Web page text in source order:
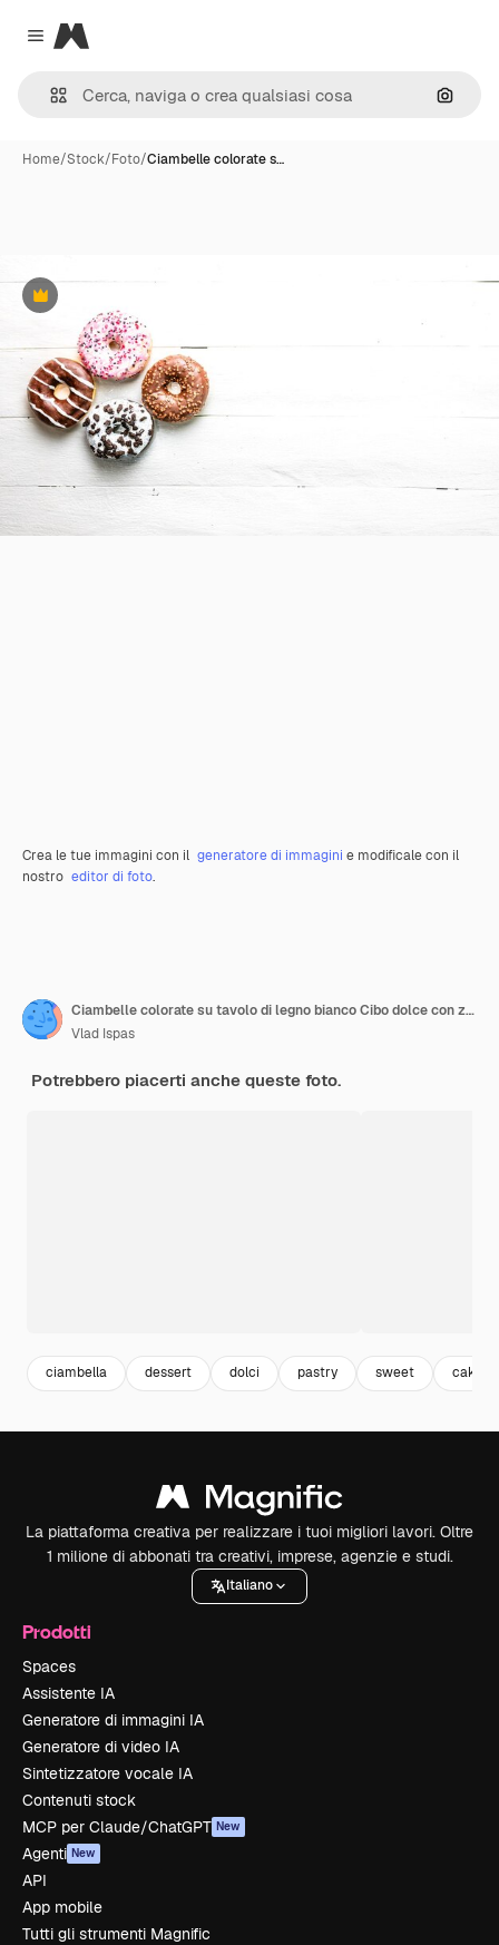
Close menu
Magnific
Cerca
Home/Stock/Foto/Ciambelle colorate s…
Premium
Crea le tue immagini con il generatore di immagini e modificale con il
nostro editor di foto.
Ciambelle colorate su tavolo di legno bianco Cibo dolce con zucchero a velo con granelli glassati, ciambella con glassa Vista dall'alto con spazio per la copia
Vlad Ispas
Potrebbero piacerti anche queste foto.
ciambella dessert dolci pastry sweet cake
La piattaforma creativa per realizzare i tuoi migliori lavori. Oltre
1 milione di abbonati tra creativi, imprese, agenzie e studi.
Italiano
Prodotti
Spaces
Assistente IA
Generatore di immagini IA
Generatore di video IA
Sintetizzatore vocale IA
Contenuti stock
MCP per Claude/ChatGPT New
Agenti New
API
App mobile
Tutti gli strumenti Magnific